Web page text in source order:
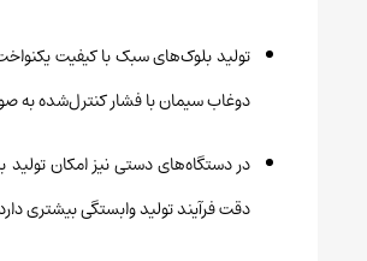
تولید بلوک‌های سبک با کیفیت
دوغاب سیمان با فشار کنترل‌شده به
در دستگاه‌های دستی نیز امکان
دقت فرآیند تولید وابستگی بیشتری